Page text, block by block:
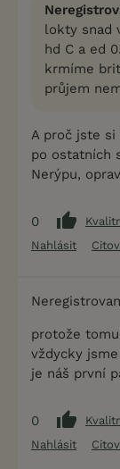
lokty snad
hd C a ed
krmíme
průjem
A proč jste si
po ostatních
Nerýpu,
0
Nahlásit
protože
vždycky
je náš první
0
Nahlásit